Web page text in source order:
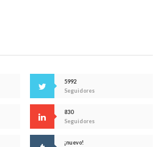
5992
Seguidores
830
Seguidores
¡nuevo!